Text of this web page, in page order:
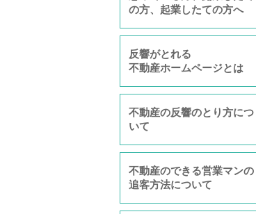
の方、起業したての方へ
反響がとれる
不動産ホームページとは
不動産の反響のとり方につ
いて
不動産のできる営業マンの
追客方法について